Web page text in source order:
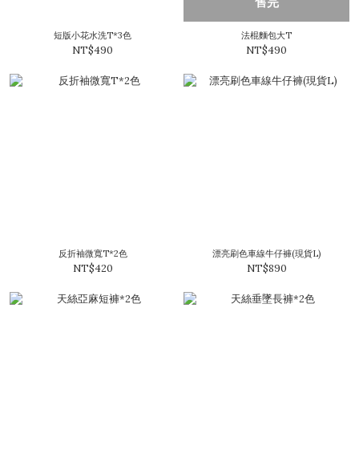
短版小花水洗T*3色
NT$490
法棍麵包大T
NT$490
反折袖微寬T*2色
NT$420
漂亮刷色車線牛仔褲(現貨L)
NT$890